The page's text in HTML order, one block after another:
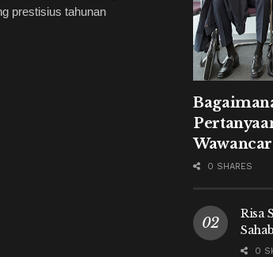
prestisius tahunan
0 SHARES
Risa
0